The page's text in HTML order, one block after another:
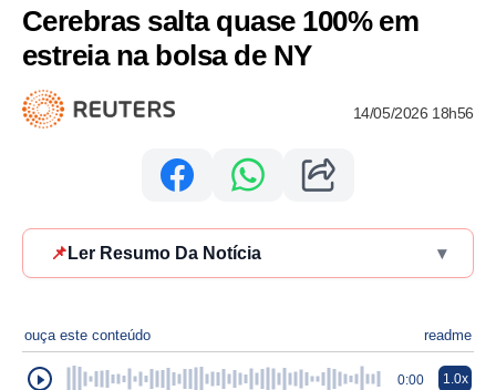
Cerebras salta quase 100% em
estreia na bolsa de NY
14/05/2026 18h56
📌 Ler Resumo Da Notícia ▾
ouça este conteúdo readme
0:00 1.0x